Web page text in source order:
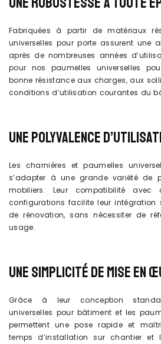
Fabriquées à partir de matériaux
universelles pour porte assurent une
après de nombreuses années
pour nos paumelles universelles
bonne résistance aux charges, aux
conditions d’utilisation courantes du
UNE POLYVALENCE
Les charnières et paumelles
s’adapter à une grande variété de
mobiliers. Leur compatibilité avec
configurations facilite leur intégration
de rénovation, sans nécessiter de
usage.
UNE SIMPLICITÉ DE MISE EN
Grâce à leur conception
universelles pour bâtiment et les
permettent une pose rapide et
temps d’installation sur chantier et